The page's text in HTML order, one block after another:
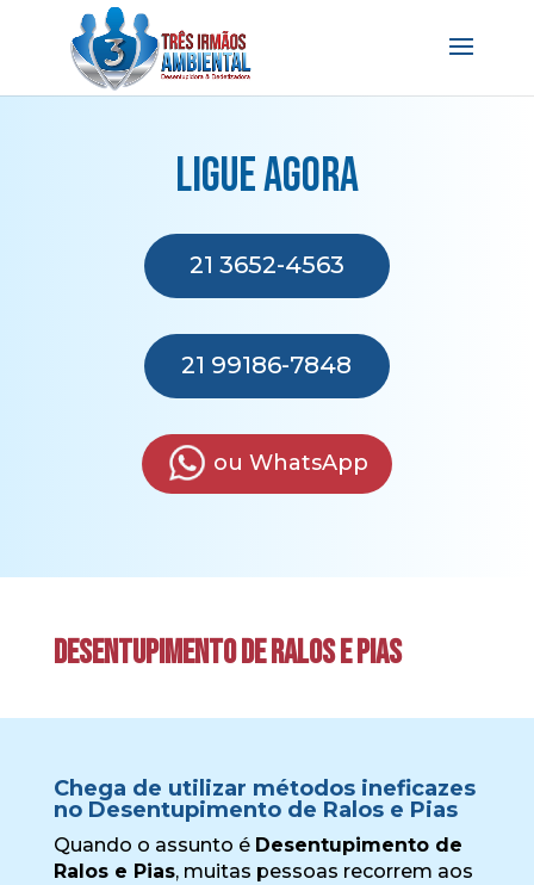
Ligue agora
21 3652-4563
21 99186-7848
ou WhatsApp
Desentupimento de Ralos e Pias
Chega de utilizar métodos ineficazes
no Desentupimento de Ralos e Pias
Quando o assunto é Desentupimento de
Ralos e Pias, muitas pessoas recorrem aos